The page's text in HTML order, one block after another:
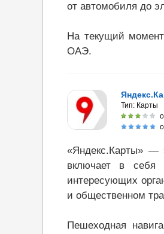
от автомобиля до
На текущий
ОАЭ.
Тип: Карты
«Яндекс.Карты» —
включает в себя
интересующих
и общественном
Пешеходная